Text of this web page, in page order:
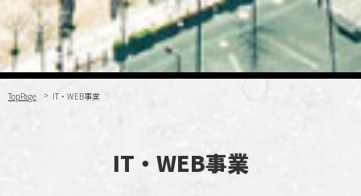
TopPage IT・WEB事業
IT・WEB事業